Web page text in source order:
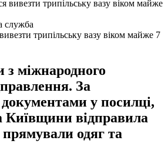
служба
трипільську вазу віком майже 7
з міжнародного
За
у посилці,
відправила
одяг та